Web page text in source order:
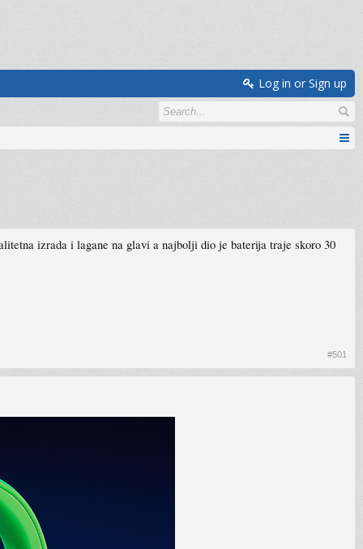
Log in or Sign up
izrada i lagane na glavi a najbolji dio je baterija traje skoro 30
#501